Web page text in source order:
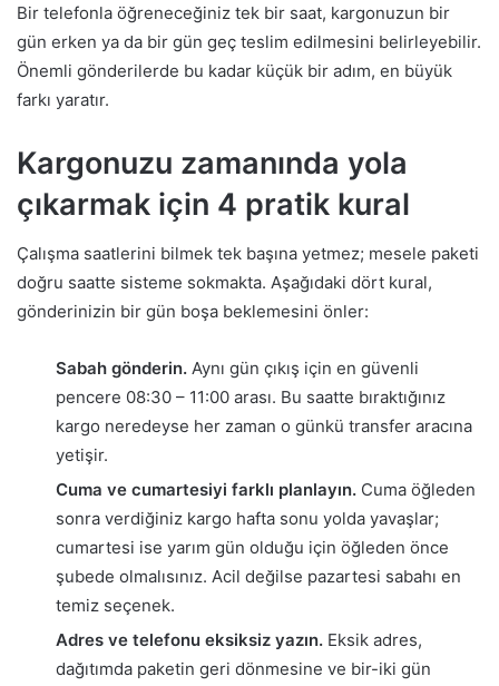
Bir telefonla öğreneceğiniz tek bir saat, kargonuzun bir
gün erken ya da bir gün geç teslim edilmesini belirleyebilir.
Önemli gönderilerde bu kadar küçük bir adım, en büyük
farkı yaratır.
Kargonuzu zamanında yola
çıkarmak için 4 pratik kural
Çalışma saatlerini bilmek tek başına yetmez; mesele paketi
doğru saatte sisteme sokmakta. Aşağıdaki dört kural,
gönderinizin bir gün boşa beklemesini önler:
Sabah gönderin. Aynı gün çıkış için en güvenli
pencere 08:30 – 11:00 arası. Bu saatte bıraktığınız
kargo neredeyse her zaman o günkü transfer aracına
yetişir.
Cuma ve cumartesiyi farklı planlayın. Cuma öğleden
sonra verdiğiniz kargo hafta sonu yolda yavaşlar;
cumartesi ise yarım gün olduğu için öğleden önce
şubede olmalısınız. Acil değilse pazartesi sabahı en
temiz seçenek.
Adres ve telefonu eksiksiz yazın. Eksik adres,
dağıtımda paketin geri dönmesine ve bir-iki gün